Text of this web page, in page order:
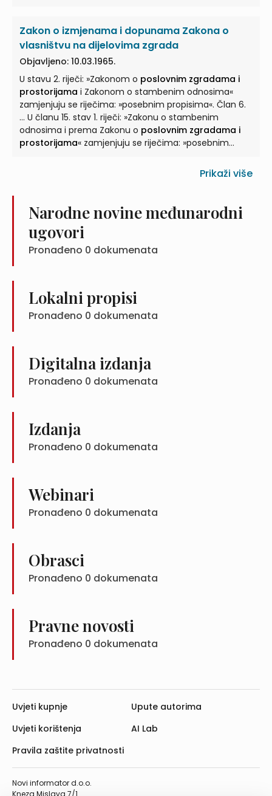
Hrvatsku temeljem Zakona o načinu raspodjele
imovine i ...
Zakon o izmjenama i dopunama Zakona o
vlasništvu na dijelovima zgrada
Objavljeno: 10.03.1965.
U stavu 2. riječi: »Zakonom o poslovnim zgradama i
prostorijama i Zakonom o stambenim odnosima«
zamjenjuju se riječima: »posebnim propisima«. Član 6.
... U članu 15. stav 1. riječi: »Zakonu o stambenim
odnosima i prema Zakonu o poslovnim zgradama i
prostorijama« zamjenjuju se riječima: »posebnim
)« brišu se. Član 9. Član 24. briše se. Član
Prikaži više
Narodne novine međunarodni
ugovori
Pronađeno 0 dokumenata
Lokalni propisi
Pronađeno 0 dokumenata
Digitalna izdanja
Pronađeno 0 dokumenata
Izdanja
Pronađeno 0 dokumenata
Webinari
Pronađeno 0 dokumenata
Obrasci
Pronađeno 0 dokumenata
Pravne novosti
Pronađeno 0 dokumenata
Novi informator d.o.o.
Uvjeti kupnje
Uvjeti korištenja
Pravila zaštite privatnosti
Upute autorima
AI Lab